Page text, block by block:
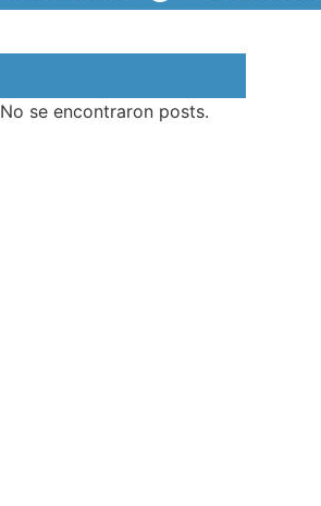
No se encontraron posts.